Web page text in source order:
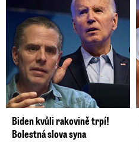
Biden kvůli rakovině trpí!
Bolestná slova syna